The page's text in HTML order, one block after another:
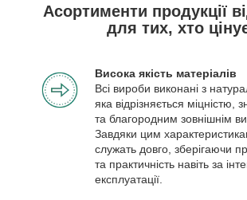
Асортименти продукції
для тих, хто
Висока якість матеріалів
Всі вироби виконані з
яка відрізняється міцністю,
та благородним зовнішнім
Завдяки цим
служать довго, зберігаючи
та практичність навіть за
експлуатації.